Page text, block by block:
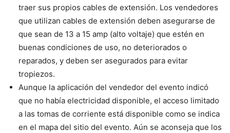
traer sus propios cables de extensión. Los vendedores
que utilizan cables de extensión deben asegurarse de
que sean de 13 a 15 amp (alto voltaje) que estén en
buenas condiciones de uso, no deteriorados o
reparados, y deben ser asegurados para evitar
tropiezos.
Aunque la aplicación del vendedor del evento indicó
que no había electricidad disponible, el acceso limitado
a las tomas de corriente está disponible como se indica
en el mapa del sitio del evento. Aún se aconseja que los